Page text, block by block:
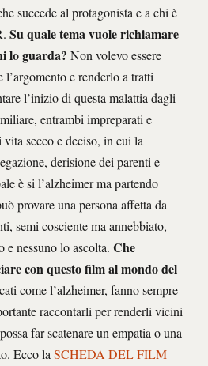
succede al protagonista e a chi è
Su quale tema vuole richiamare
lo guarda? Non volevo essere
e renderlo a tratti
l’inizio di questa malattia dagli
entrambi impreparati e
vita secco e deciso, in cui la
derisione dei parenti e
è si l’alzheimer ma partendo
provare una persona affetta da
semi cosciente ma annebbiato,
e nessuno lo ascolta. Che
con questo film al mondo del
come l’alzheimer, fanno sempre
raccontarli per renderli vicini
far scatenare un empatia o una
Ecco la SCHEDA DEL FILM